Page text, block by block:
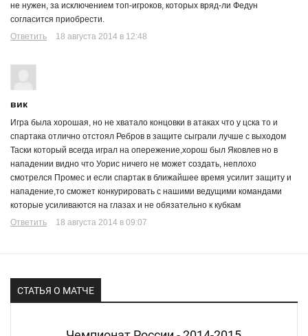
не нужен, за исключением топ-игроков, которых вряд-ли Федун
согласится приобрести.
Ответить
18 августа 2014 в 12:48
вик
Игра была хорошая, но не хватало концовки в атаках что у цска то и
спартака отлично отстоял Ребров в защите сыграли лучше с выходом
Таски который всегда играл на опережение,хорош был Яковлев но в
нападении видно что Уорис ничего не может создать, неплохо
смотрелся Промес и если спартак в ближайшее время усилит защиту и
нападение,то сможет конкурировать с нашими ведущими командами
которые усиливаются на глазах и не обязательно к кубкам
Ответить
18 августа 2014 в 09:07
СТАТЬЯ О МАТЧЕ